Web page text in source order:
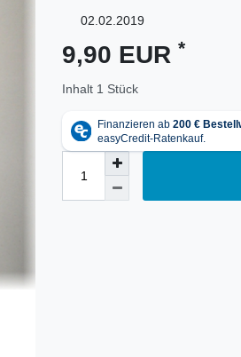
02.02.2019
9,90 EUR *
Inhalt 1 Stück